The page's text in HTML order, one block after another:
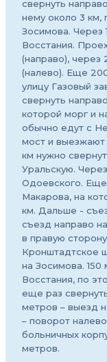
свернуть
нему около 3 км,
Зосимова. Через
Восстания.
(направо), через
(налево). Еще
улицу Газовый
свернуть
которой морг и
обычно едут с
мост и выезжают
км нужно
Уральскую.
Одоевского.
Макарова, на
км. Дальше -
съезд направо
в правую
Кронштадтское
на Зосимова.
Восстания, по
еще раз
метров – выезд
– поворот
больничных
метров.